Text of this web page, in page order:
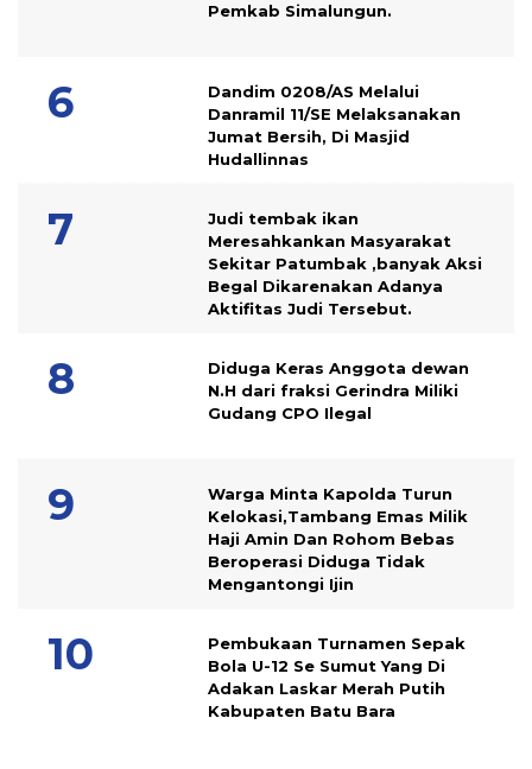
Pemkab Simalungun.
Dandim 0208/AS Melalui
Danramil 11/SE Melaksanakan
Jumat Bersih, Di Masjid
Hudallinnas
Judi tembak ikan
Meresahkankan Masyarakat
Sekitar Patumbak ,banyak Aksi
Begal Dikarenakan Adanya
Aktifitas Judi Tersebut.
Diduga Keras Anggota dewan
N.H dari fraksi Gerindra Miliki
Gudang CPO Ilegal
Warga Minta Kapolda Turun
Kelokasi,Tambang Emas Milik
Haji Amin Dan Rohom Bebas
Beroperasi Diduga Tidak
Mengantongi Ijin
Pembukaan Turnamen Sepak
Bola U-12 Se Sumut Yang Di
Adakan Laskar Merah Putih
Kabupaten Batu Bara